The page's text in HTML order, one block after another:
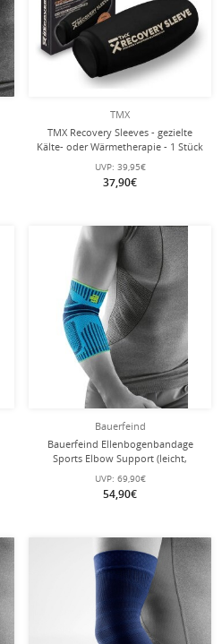
TMX
TMX Recovery Sleeves - gezielte
Kälte- oder Wärmetherapie - 1 Stück
UVP: 39,95€
37,90€
Bauerfeind
Bauerfeind Ellenbogenbandage
Sports Elbow Support (leicht,
komfortabel) riverablau - 1 Stück
UVP: 69,90€
54,90€